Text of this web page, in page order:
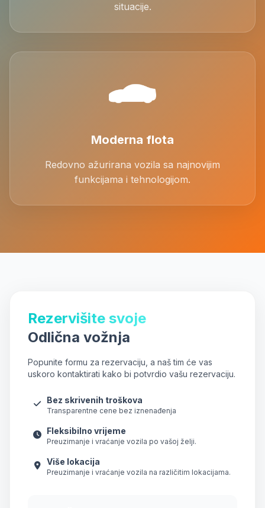
situacije.
Moderna flota
Redovno ažurirana vozila sa najnovijim
funkcijama i tehnologijom.
Rezervišite svoje
Odlična vožnja
Popunite formu za rezervaciju, a naš tim će vas
uskoro kontaktirati kako bi potvrdio vašu rezervaciju.
Bez skrivenih troškova
Transparentne cene bez iznenađenja
Fleksibilno vrijeme
Preuzimanje i vraćanje vozila po vašoj želji.
Više lokacija
Preuzimanje i vraćanje vozila na različitim lokacijama.